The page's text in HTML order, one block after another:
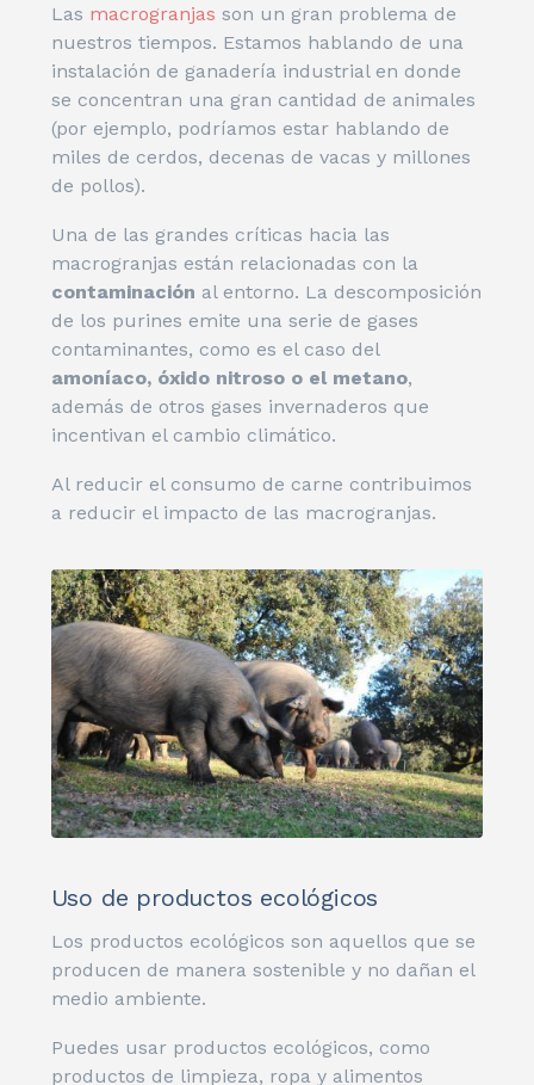
Las macrogranjas son un gran problema de
nuestros tiempos. Estamos hablando de una
instalación de ganadería industrial en donde
se concentran una gran cantidad de animales
(por ejemplo, podríamos estar hablando de
miles de cerdos, decenas de vacas y millones
de pollos).
Una de las grandes críticas hacia las
macrogranjas están relacionadas con la
contaminación al entorno. La descomposición
de los purines emite una serie de gases
contaminantes, como es el caso del
amoníaco, óxido nitroso o el metano,
además de otros gases invernaderos que
incentivan el cambio climático.
Al reducir el consumo de carne contribuimos
a reducir el impacto de las macrogranjas.
Uso de productos ecológicos
Los productos ecológicos son aquellos que se
producen de manera sostenible y no dañan el
medio ambiente.
Puedes usar productos ecológicos, como
productos de limpieza, ropa y alimentos